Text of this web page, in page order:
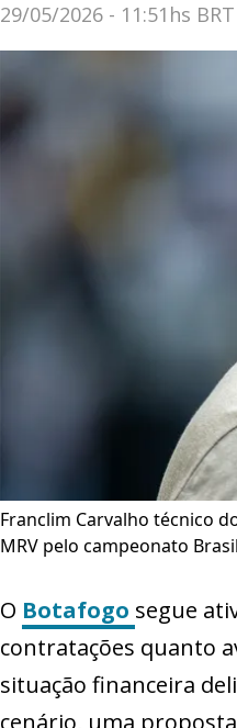
29/05/2026 - 11:51hs BRT
Franclim Carvalho técnico
MRV pelo campeonato
O Botafogo segue
contratações quanto
situação financeira